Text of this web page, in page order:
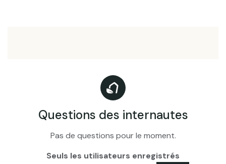
Questions des internautes
Pas de questions pour le moment.
Seuls les utilisateurs enregistrés